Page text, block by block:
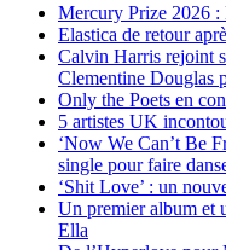
Mercury Prize 2026 :
Elastica de retour
Calvin Harris rejoint
Clementine Douglas
Only the Poets en
5 artistes UK
‘Now We Can’t Be
single pour faire
‘Shit Love’ : un
Un premier album et
Ella